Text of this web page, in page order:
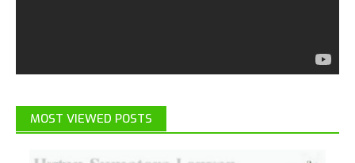
MOST VIEWED POSTS